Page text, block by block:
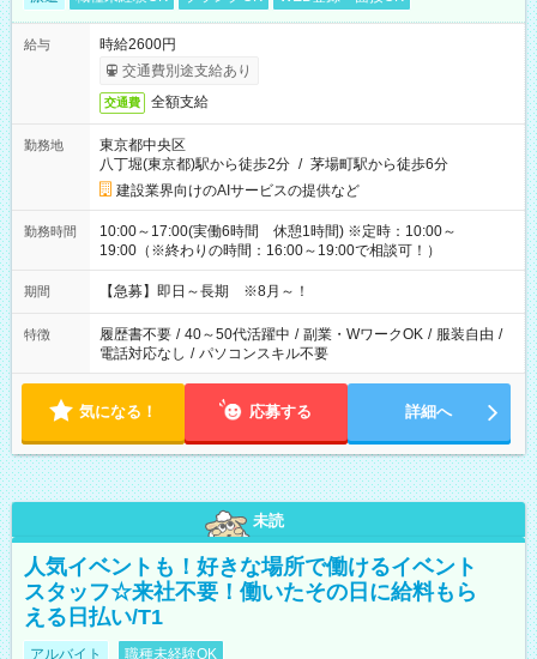
給与
時給2600円
交通費別途支給あり
交通費 全額支給
勤務地
東京都中央区
八丁堀(東京都)駅から徒歩2分 / 茅場町駅から徒歩6分
建設業界向けのAIサービスの提供など
勤務時間
10:00～17:00(実働6時間 休憩1時間) ※定時：10:00～
19:00（※終わりの時間：16:00～19:00で相談可！）
期間 【急募】即日～長期 ※8月～！
特徴 履歴書不要 / 40～50代活躍中 / 副業・WワークOK / 服装自由 /
電話対応なし / パソコンスキル不要
気になる！ 応募する 詳細へ
未読
人気イベントも！好きな場所で働けるイベント
スタッフ☆来社不要！働いたその日に給料もら
える日払い/T1
アルバイト 職種未経験OK